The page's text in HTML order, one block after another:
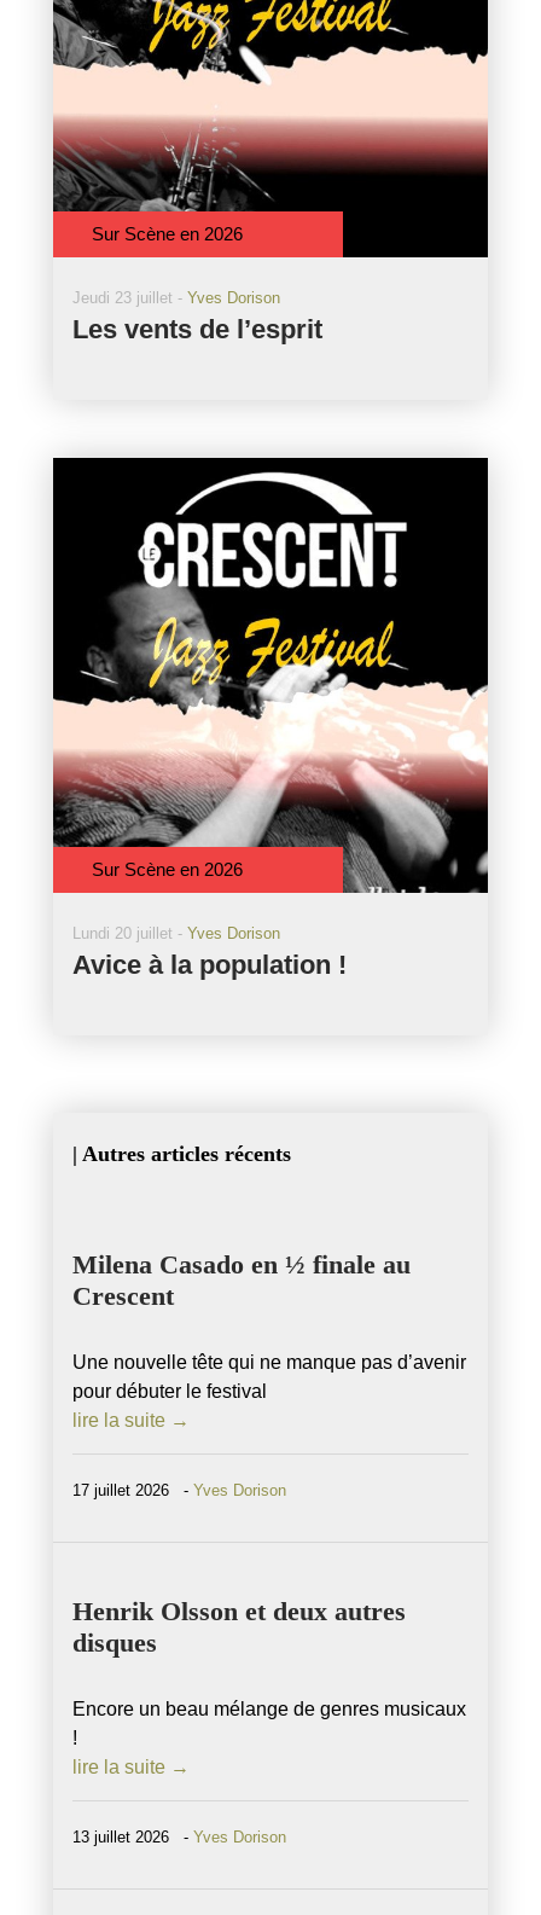
Sur Scène en 2026
Jeudi 23 juillet - Yves Dorison
Les vents de l’esprit
Sur Scène en 2026
Lundi 20 juillet - Yves Dorison
Avice à la population !
| Autres articles récents
Milena Casado en ½ finale au
Crescent
Une nouvelle tête qui ne manque pas d’avenir
pour débuter le festival
lire la suite →
17 juillet 2026 - Yves Dorison
Henrik Olsson et deux autres
disques
Encore un beau mélange de genres musicaux
!
lire la suite →
13 juillet 2026 - Yves Dorison